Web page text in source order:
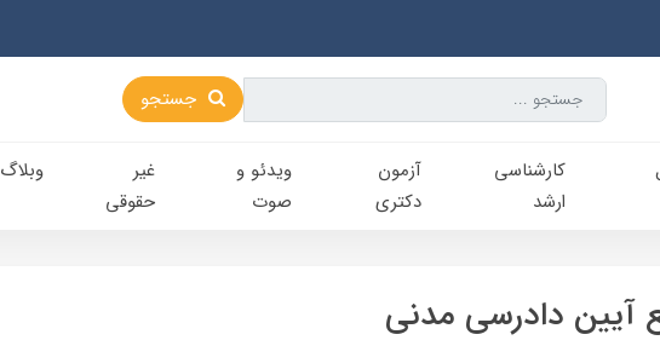
جستجو
کارشناسی‌
ارشد
آزمون
دکتری
ویدئو و
صوت
غیر
حقوقی
وبلاگ
آیین دادرسی مدنی